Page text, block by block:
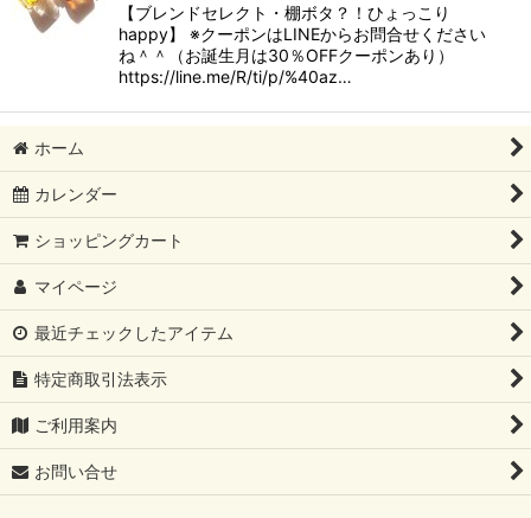
【ブレンドセレクト・棚ボタ？！ひょっこり
happy】 ※クーポンはLINEからお問合せください
ね＾＾（お誕生月は30％OFFクーポンあり）
https://line.me/R/ti/p/%40az…
ホーム
カレンダー
ショッピングカート
マイページ
最近チェックしたアイテム
特定商取引法表示
ご利用案内
お問い合せ